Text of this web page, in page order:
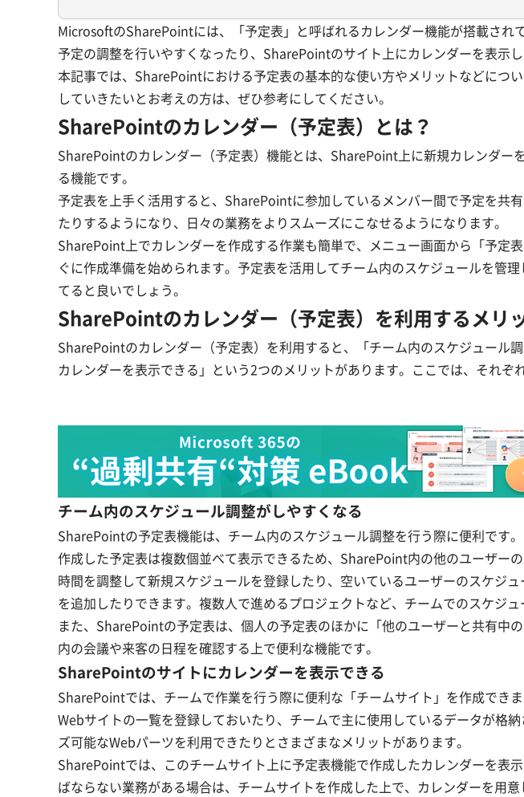
MicrosoftのSharePointには、「予定表」と呼ばれるカレンダー機能が搭載され
予定の調整を行いやすくなったり、SharePointのサイト上にカレンダーを表示
本記事では、SharePointにおける予定表の基本的な使い方やメリットなどにつ
していきたいとお考えの方は、ぜひ参考にしてください。
SharePointのカレンダー（予定表）とは？
SharePointのカレンダー（予定表）機能とは、SharePoint上に新規カレンダー
る機能です。
予定表を上手く活用すると、SharePointに参加しているメンバー間で予定を共
たりするようになり、日々の業務をよりスムーズにこなせるようになります。
SharePoint上でカレンダーを作成する作業も簡単で、メニュー画面から「予定
ぐに作成準備を始められます。予定表を活用してチーム内のスケジュールを管
てると良いでしょう。
SharePointのカレンダー（予定表）を利用するメリ
SharePointのカレンダー（予定表）を利用すると、「チーム内のスケジュール
カレンダーを表示できる」という2つのメリットがあります。ここでは、それぞ
チーム内のスケジュール調整がしやすくなる
SharePointの予定表機能は、チーム内のスケジュール調整を行う際に便利です。
作成した予定表は複数個並べて表示できるため、SharePoint内の他のユーザー
時間を調整して新規スケジュールを登録したり、空いているユーザーのスケジ
を追加したりできます。複数人で進めるプロジェクトなど、チームでのスケジュ
また、SharePointの予定表は、個人の予定表のほかに「他のユーザーと共有中
内の会議や来客の日程を確認する上で便利な機能です。
SharePointのサイトにカレンダーを表示できる
SharePointでは、チームで作業を行う際に便利な「チームサイト」を作成でき
Webサイトの一覧を登録しておいたり、チームで主に使用しているデータが格
ズ可能なWebパーツを利用できたりとさまざまなメリットがあります。
SharePointでは、このチームサイト上に予定表機能で作成したカレンダーを表
ばならない業務がある場合は、チームサイトを作成した上で、カレンダーを用